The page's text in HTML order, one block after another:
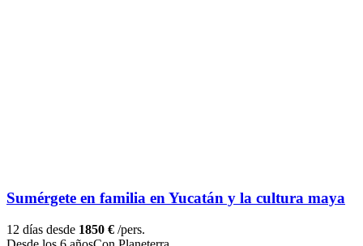
Sumérgete en familia en Yucatán y la cultura maya
12 días desde 1850 € /pers.